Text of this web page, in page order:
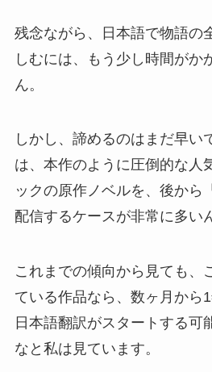
残念ながら、日本語で物語の
しむには、もう少し時間がか
ん。
しかし、諦めるのはまだ早い
は、本作のように圧倒的な人
ックの原作ノベルを、後から
配信するケースが非常に多い
これまでの傾向から見ても、
ている作品なら、数ヶ月から
日本語翻訳がスタートする可
なと私は見ています。